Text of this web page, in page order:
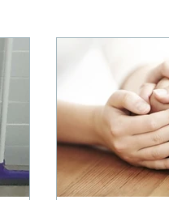
באדם עם דמנציה